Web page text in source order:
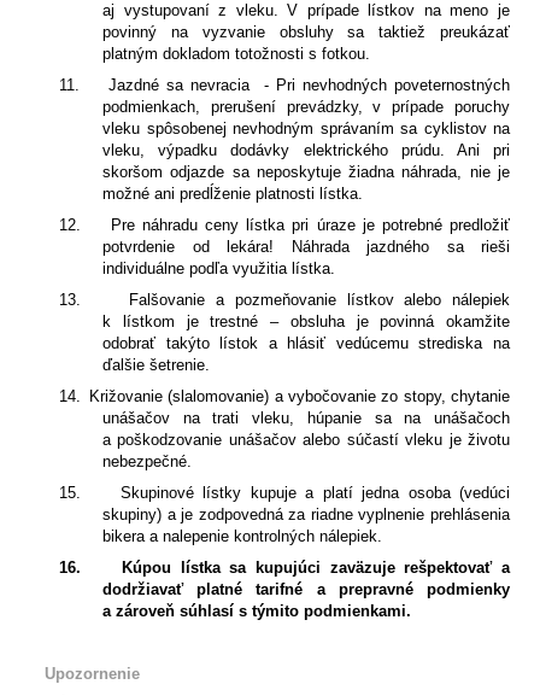
aj vystupovaní z vleku. V prípade lístkov na meno je
povinný na vyzvanie obsluhy sa taktiež preukázať
platným dokladom totožnosti s fotkou.
11.
Jazdné sa nevracia
- Pri nevhodných poveternostných
podmienkach, prerušení prevádzky, v prípade poruchy
vleku spôsobenej nevhodným správaním sa cyklistov na
vleku, výpadku dodávky elektrického prúdu. Ani pri
skoršom odjazde sa neposkytuje žiadna náhrada, nie je
možné ani predĺženie platnosti lístka.
12.
Pre náhradu ceny lístka pri úraze je potrebné predložiť
potvrdenie od lekára! Náhrada jazdného sa rieši
individuálne podľa využitia lístka.
13.
Falšovanie a pozmeňovanie lístkov alebo nálepiek
k lístkom je trestné – obsluha je povinná okamžite
odobrať takýto lístok a hlásiť vedúcemu strediska na
ďalšie šetrenie.
14.
Križovanie (slalomovanie) a vybočovanie zo stopy, chytanie
unášačov na trati vleku, húpanie sa na unášačoch
a poškodzovanie unášačov alebo súčastí vleku je životu
nebezpečné.
15.
Skupinové lístky kupuje a platí jedna osoba (vedúci
skupiny) a je zodpovedná za riadne vyplnenie prehlásenia
bikera a nalepenie kontrolných nálepiek.
16.
Kúpou lístka sa kupujúci zaväzuje rešpektovať a
dodržiavať platné tarifné a prepravné podmienky
a zároveň súhlasí s týmito podmienkami.
Upozornenie